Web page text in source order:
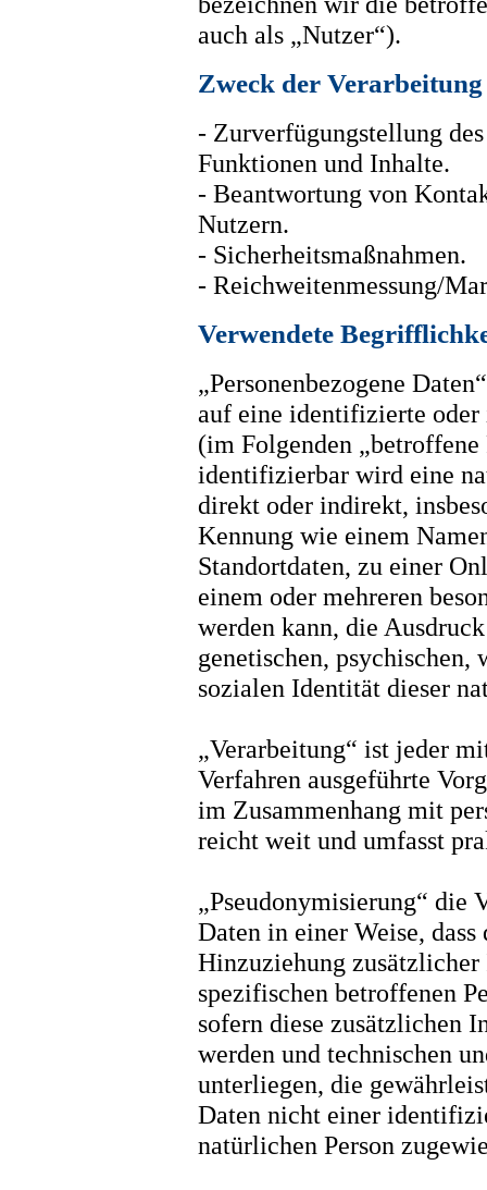
auch als „Nutzer“).
Zweck der Verarbeitung
- Zurverfügungstellung
Funktionen und Inhalte.
- Beantwortung von
Nutzern.
- Sicherheitsmaßnahmen.
- Reichweitenmessung/
Verwendete
„Personenbezogene
auf eine identifizierte
(im Folgenden „betroffene
identifizierbar wird eine
direkt oder indirekt,
Kennung wie einem
Standortdaten, zu einer
einem oder mehreren
werden kann, die
genetischen,
sozialen Identität dieser
„Verarbeitung“ ist jeder
Verfahren ausgeführte
im Zusammenhang mit
reicht weit und umfasst
„Pseudonymisierung“ die
Daten in einer Weise, dass
Hinzuziehung
spezifischen betroffenen
sofern diese zusätzlichen
werden und technischen
unterliegen, die
Daten nicht einer
natürlichen Person